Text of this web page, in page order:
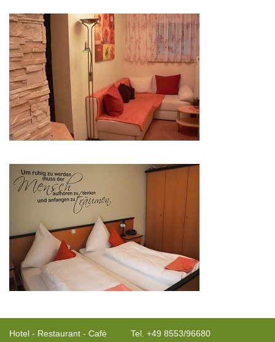
Hotel - Restaurant - Cafè
Tel. +49 8553/96680